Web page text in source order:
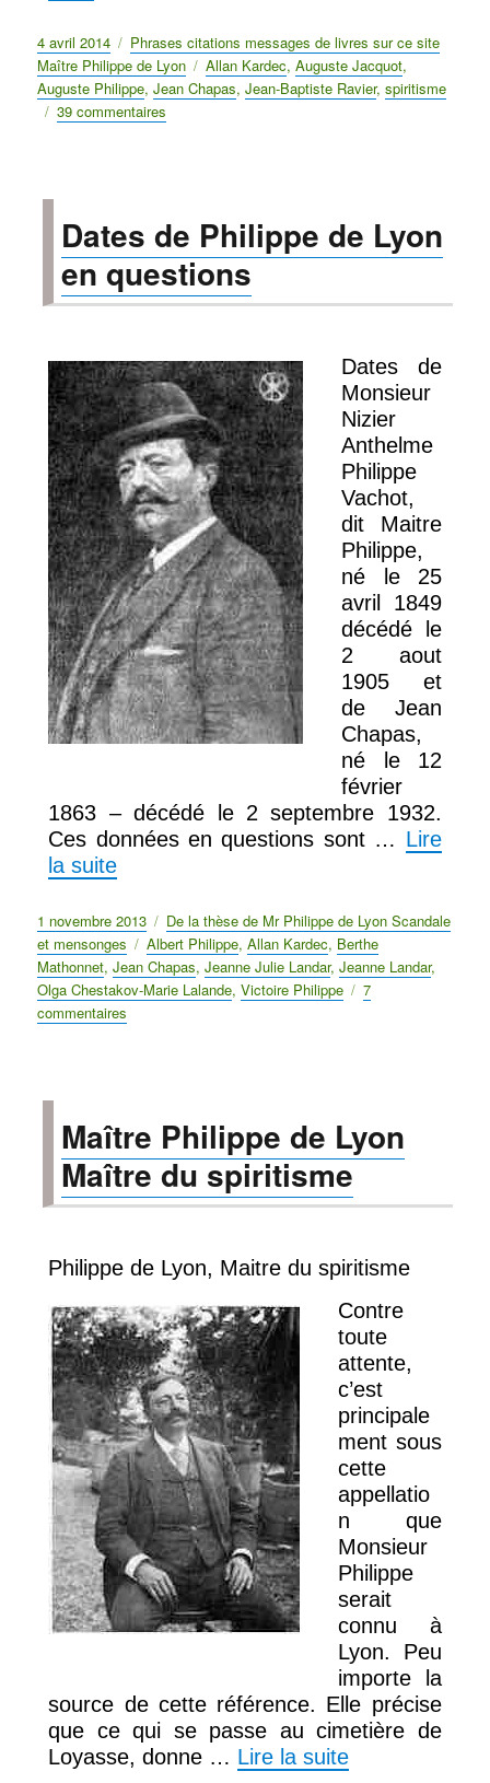
Publié
le
4 avril 2014 Catégories
Phrases citations messages de livres sur ce site
Maître Philippe de Lyon
Étiquettes
Allan Kardec,Auguste Jacquot,
Auguste Philippe,Jean Chapas,Jean-Baptiste Ravier,spiritisme
39 commentaires
Philippe
de
Lyon
Dates de Philippe de Lyon
en questions
Dates de
Monsieur
Nizier
Anthelme
Philippe
Vachot,
dit Maitre
Philippe,
né le 25
avril 1849
décédé le
2 aout
1905 et
de Jean
Chapas,
né le 12
février
1863 – décédé le 2 septembre 1932.
Ces données en questions sont … Lire
la suite
Publié
le
1 novembre 2013 Catégories
De la thèse de Mr Philippe de Lyon Scandale
et mensonges
Étiquettes
Albert Philippe,Allan Kardec, Berthe
Mathonnet,Jean Chapas,Jeanne Julie Landar,Jeanne Landar,
Olga Chestakov-Marie Lalande,Victoire Philippe
7
commentaires
en
questions
Maître Philippe de Lyon
Maître du spiritisme
Philippe de Lyon, Maitre du spiritisme
Contre
toute
attente,
c’est
principale
ment sous
cette
appellatio
n que
Monsieur
Philippe
serait
connu à
Lyon. Peu
importe la
source de cette référence. Elle précise
que ce qui se passe au cimetière de
Loyasse, donne … Lire la suite